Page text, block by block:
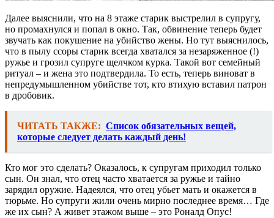
Далее выяснили, что на 8 этаже старик выстрелил в супругу,
но промахнулся и попал в окно. Так, обвинение теперь будет
звучать как покушение на убийство жены. Но тут выяснилось,
что в пылу ссоры старик всегда хватался за незаряженное (!)
ружье и грозил супруге щелчком курка. Такой вот семейный
ритуал – и жена это подтвердила. То есть, теперь виноват в
непредумышленном убийстве тот, кто втихую вставил патрон
в дробовик.
ЧИТАТЬ ТАКЖЕ: Список обязательных вещей,
которые следует делать каждый день!
Кто мог это сделать? Оказалось, к супругам приходил только
сын. Он знал, что отец часто хватается за ружье и тайно
зарядил оружие. Надеялся, что отец убьет мать и окажется в
тюрьме. Но супруги жили очень мирно последнее время… Где
же их сын? А живет этажом выше – это Роналд Опус!